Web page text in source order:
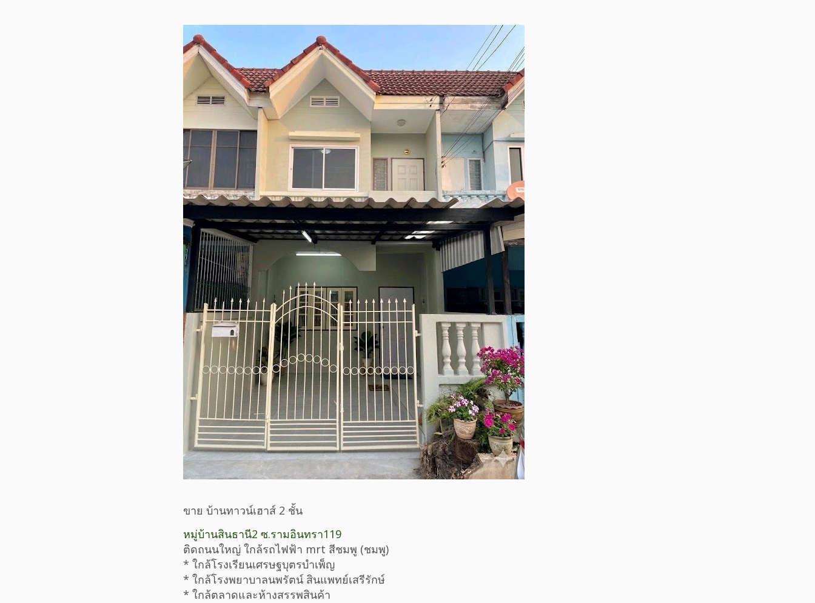
ขาย บ้านทาวน์เฮาส์ 2 ชั้น
หมู่บ้านสินธานี2 ซ.รามอินทรา119
ติดถนนใหญ่ ใกล้รถไฟฟ้า mrt สีชมพู (ชมพู)
* ใกล้โรงเรียนเศรษฐบุตรบำเพ็ญ
* ใกล้โรงพยาบาลนพรัตน์ สินแพทย์เสรีรักษ์
* ใกล้ตลาดและห้างสรรพสินค้า